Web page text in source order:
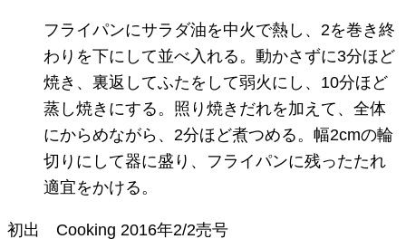
フライパンにサラダ油を中火で熱し、2を巻き終
わりを下にして並べ入れる。動かさずに3分ほど
焼き、裏返してふたをして弱火にし、10分ほど
蒸し焼きにする。照り焼きだれを加えて、全体
にからめながら、2分ほど煮つめる。幅2cmの輪
切りにして器に盛り、フライパンに残ったたれ
適宜をかける。
初出 Cooking 2016年2/2売号